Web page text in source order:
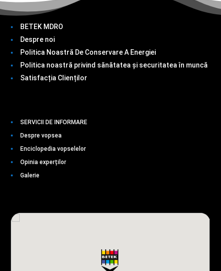
BETEK MDRO
Despre noi
Politica Noastră De Conservare A Energiei
Politica noastră privind sănătatea și securitatea în muncă
Satisfacția Clienților
SERVICII DE INFORMARE
Despre vopsea
Enciclopedia vopselelor
Opinia experților
Galerie